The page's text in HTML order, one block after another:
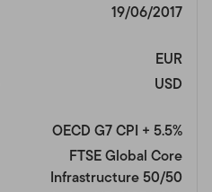
19/06/2017
EUR
USD
OECD G7 CPI + 5.5%
FTSE Global Core
Infrastructure 50/50